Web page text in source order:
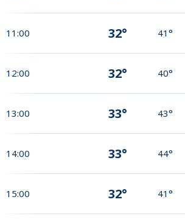
11:00 32° 41°
12:00 32° 40°
13:00 33° 43°
14:00 33° 44°
15:00 32° 41°